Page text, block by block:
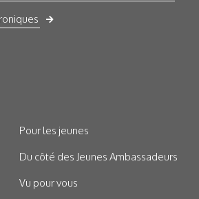
Pour les jeunes
Du côté des Jeunes Ambassadeurs
Vu pour vous